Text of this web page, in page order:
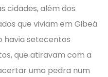
cidades, além dos
que viviam em Gibeá
havia setecentos
que atiravam com a
uma pedra num